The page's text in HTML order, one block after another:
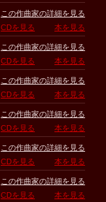
この作曲家の詳細を見る
CDを見る
本を見る
この作曲家の詳細を見る
CDを見る
本を見る
この作曲家の詳細を見る
CDを見る
本を見る
この作曲家の詳細を見る
CDを見る
本を見る
この作曲家の詳細を見る
CDを見る
本を見る
この作曲家の詳細を見る
CDを見る
本を見る